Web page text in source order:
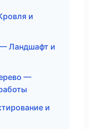
и
Ландшафт и
—
и